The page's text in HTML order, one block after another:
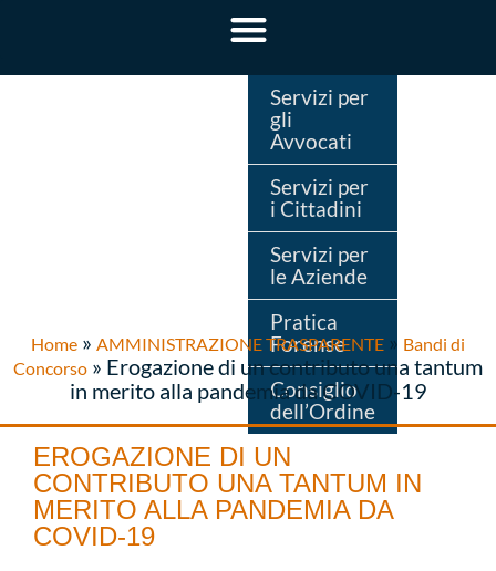
Servizi per
gli
Avvocati
Servizi per
i Cittadini
Servizi per
le Aziende
Pratica
Forense
Consiglio
dell’Ordine
Home » AMMINISTRAZIONE TRASPARENTE » Bandi di
Concorso » Erogazione di un contributo una tantum
in merito alla pandemia da COVID-19
EROGAZIONE DI UN
CONTRIBUTO UNA TANTUM IN
MERITO ALLA PANDEMIA DA
COVID-19